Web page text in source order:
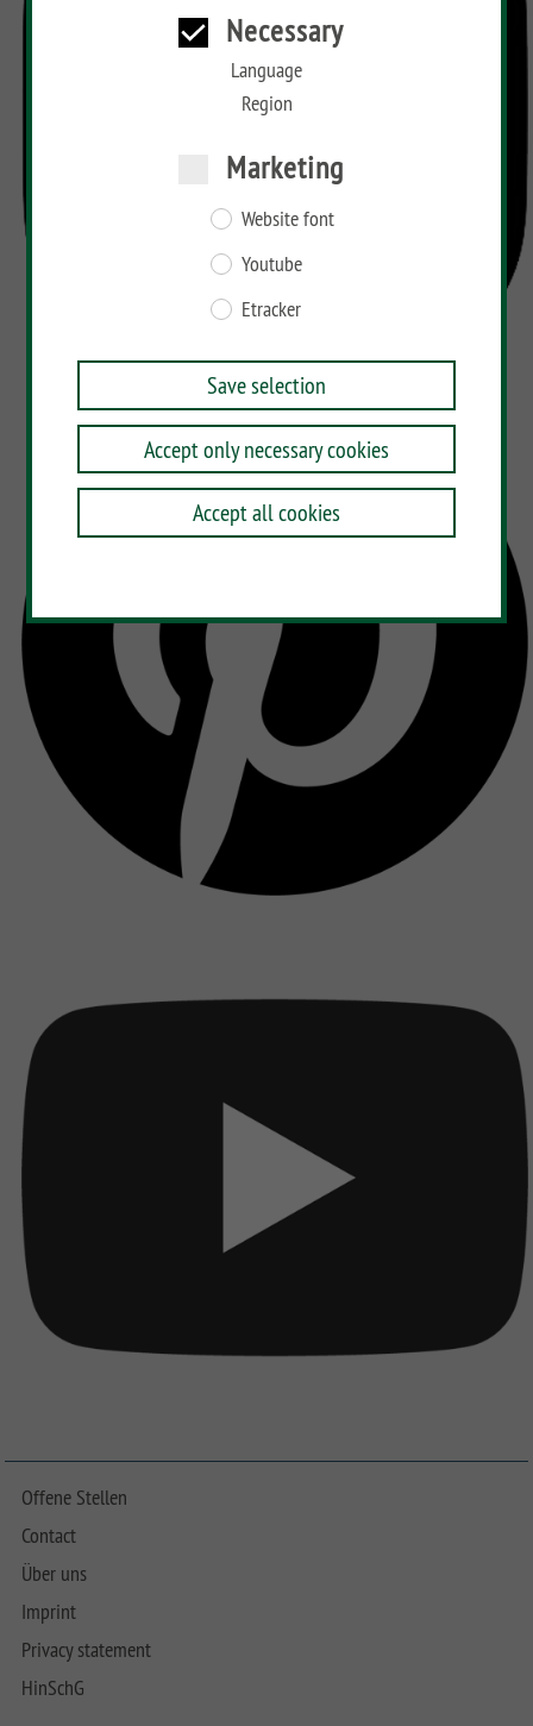
Necessary
Language
Region
Marketing
Website font
Youtube
Etracker
Save selection
Accept only necessary cookies
Accept all cookies
Offene Stellen
Contact
Über uns
Imprint
Privacy statement
HinSchG